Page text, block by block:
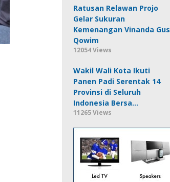
Ratusan Relawan Projo
Gelar Sukuran
Kemenangan Vinanda Gus
Qowim
12054 Views
Wakil Wali Kota Ikuti
Panen Padi Serentak 14
Provinsi di Seluruh
Indonesia Bersa…
11265 Views